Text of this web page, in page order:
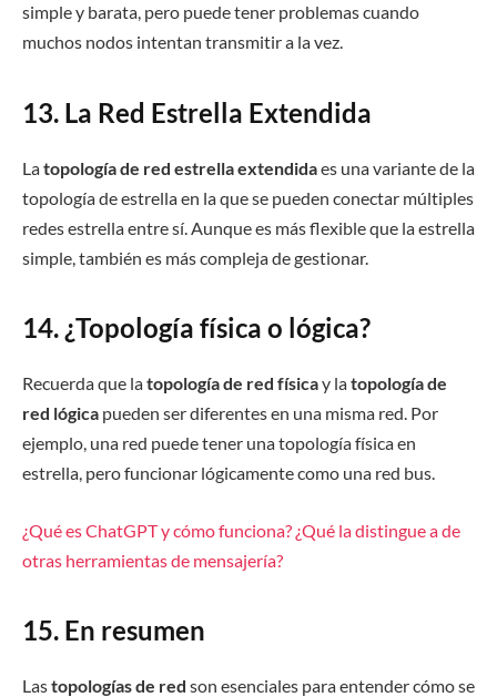
simple y barata, pero puede tener problemas cuando
muchos nodos intentan transmitir a la vez.
13. La Red Estrella Extendida
Latopología de red estrella extendidaes una variante de la
topología de estrella en la que se pueden conectar múltiples
redes estrella entre sí. Aunque es más flexible que la estrella
simple, también es más compleja de gestionar.
14. ¿Topología física o lógica?
Recuerda que latopología de red físicay latopología de
red lógica pueden ser diferentes en una misma red. Por
ejemplo, una red puede tener una topología física en
estrella, pero funcionar lógicamente como una red bus.
¿Qué es ChatGPT y cómo funciona? ¿Qué la distingue a de
otras herramientas de mensajería?
15. En resumen
Lastopologías de red son esenciales para entender cómo se